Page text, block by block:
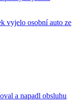
vyjelo osobní auto ze
a napadl obsluhu